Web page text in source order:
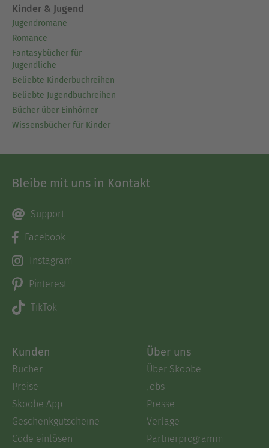
Kinder & Jugend
Jugendromane
Romance
Fantasybücher für
Jugendliche
Beliebte Kinderbuchreihen
Beliebte Jugendbuchreihen
Bücher über Einhörner
Wissensbücher für Kinder
Bleibe mit uns in Kontakt
Support
Facebook
Instagram
Pinterest
TikTok
Kunden
Bücher
Preise
Skoobe App
Geschenkgutscheine
Code einlösen
Über uns
Über Skoobe
Jobs
Presse
Verlage
Partnerprogramm